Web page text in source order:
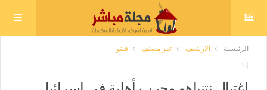
الرئيسية الارشيف غير مصنف فيتو